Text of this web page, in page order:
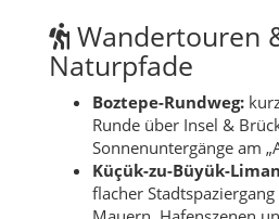
Wandertouren
Naturpfade
Boztepe-Rundweg:
Runde über Insel &
Sonnenuntergänge am
Küçük-zu-Büyük-
flacher